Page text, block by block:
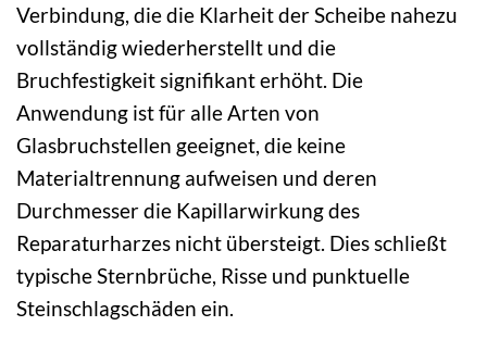
Verbindung, die die Klarheit der Scheibe nahezu
vollständig wiederherstellt und die
Bruchfestigkeit signifikant erhöht. Die
Anwendung ist für alle Arten von
Glasbruchstellen geeignet, die keine
Materialtrennung aufweisen und deren
Durchmesser die Kapillarwirkung des
Reparaturharzes nicht übersteigt. Dies schließt
typische Sternbrüche, Risse und punktuelle
Steinschlagschäden ein.